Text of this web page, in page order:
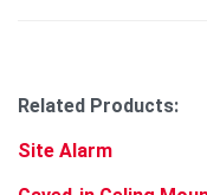
Related Products:
Site Alarm